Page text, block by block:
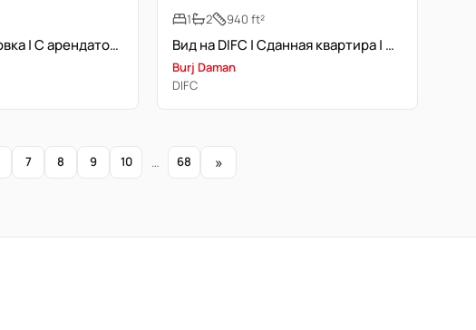
Угловая планировка | С арендатором | Рядом с удобствами | Близко к бассейну
1
2 940 ft²
Вид на DIFC | Сданная квартира | Люкс-класс
Burj Daman
DIFC
7 8 9 10 … 68 »